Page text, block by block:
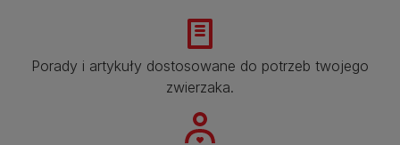
Porady i artykuły dostosowane do potrzeb twojego
zwierzaka.​